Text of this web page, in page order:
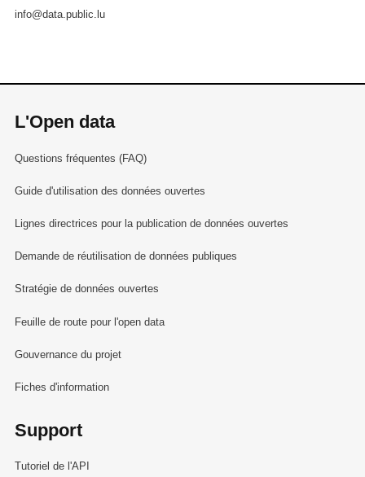
info@data.public.lu
L'Open data
Questions fréquentes (FAQ)
Guide d'utilisation des données ouvertes
Lignes directrices pour la publication de données ouvertes
Demande de réutilisation de données publiques
Stratégie de données ouvertes
Feuille de route pour l'open data
Gouvernance du projet
Fiches d'information
Support
Tutoriel de l'API